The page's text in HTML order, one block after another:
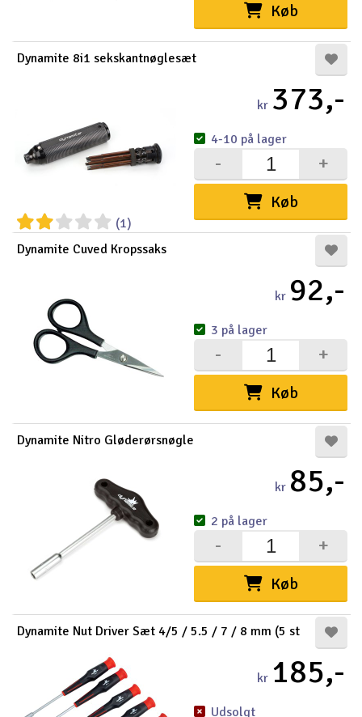
Køb
Dynamite 8i1 sekskantnøglesæt
(1)
kr 373,-
Køb
+
-
4-10 på lager
Dynamite Cuved Kropssaks
kr 92,-
Køb
+
-
3 på lager
Dynamite Nitro Gløderørsnøgle
kr 85,-
Køb
+
-
2 på lager
Dynamite Nut Driver Sæt 4/5 / 5.5 / 7 / 8 mm (5 st
kr 185,-
Udsolgt